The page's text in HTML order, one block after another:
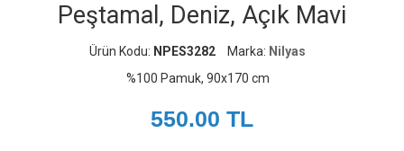
Peştamal, Deniz, Açık Mavi
Ürün Kodu: NPES3282 Marka: Nilyas
%100 Pamuk, 90x170 cm
550.00 TL